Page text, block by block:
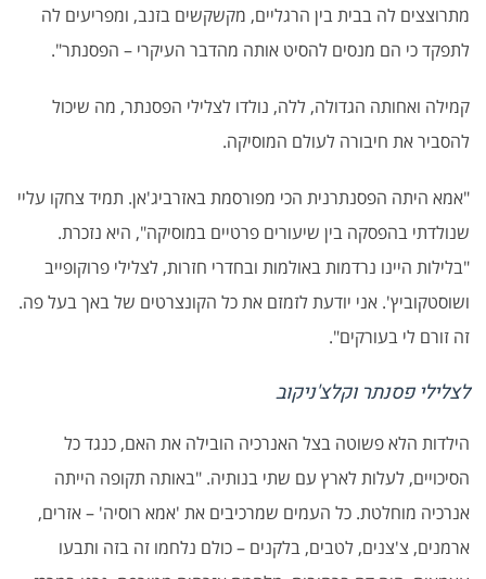
מתרוצצים לה בבית בין הרגליים, מקשקשים בזנב, ומפריעים לה
לתפקד כי הם מנסים להסיט אותה מהדבר העיקרי – הפסנתר".
קמילה ואחותה הגדולה, ללה, נולדו לצלילי הפסנתר, מה שיכול
להסביר את חיבורה לעולם המוסיקה.
"אמא היתה הפסנתרנית הכי מפורסמת באזרביג'אן. תמיד צחקו עליי
שנולדתי בהפסקה בין שיעורים פרטיים במוסיקה", היא נזכרת.
"בלילות היינו נרדמות באולמות ובחדרי חזרות, לצלילי פרוקופייב
ושוסטקוביץ'. אני יודעת לזמזם את כל הקונצרטים של באך בעל פה.
זה זורם לי בעורקים".
לצלילי פסנתר וקלצ'ניקוב
הילדות הלא פשוטה בצל האנרכיה הובילה את האם, כנגד כל
הסיכויים, לעלות לארץ עם שתי בנותיה. "באותה תקופה הייתה
אנרכיה מוחלטת. כל העמים שמרכיבים את 'אמא רוסיה' – אזרים,
ארמנים, צ'צנים, לטבים, בלקנים – כולם נלחמו זה בזה ותבעו